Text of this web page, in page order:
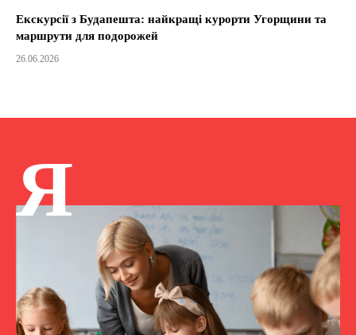
Екскурсії з Будапешта: найкращі курорти Угорщини та
маршрути для подорожей
26.06.2026
Я